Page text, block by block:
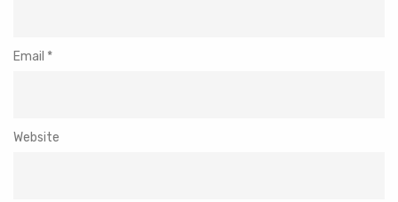
Email *
Website